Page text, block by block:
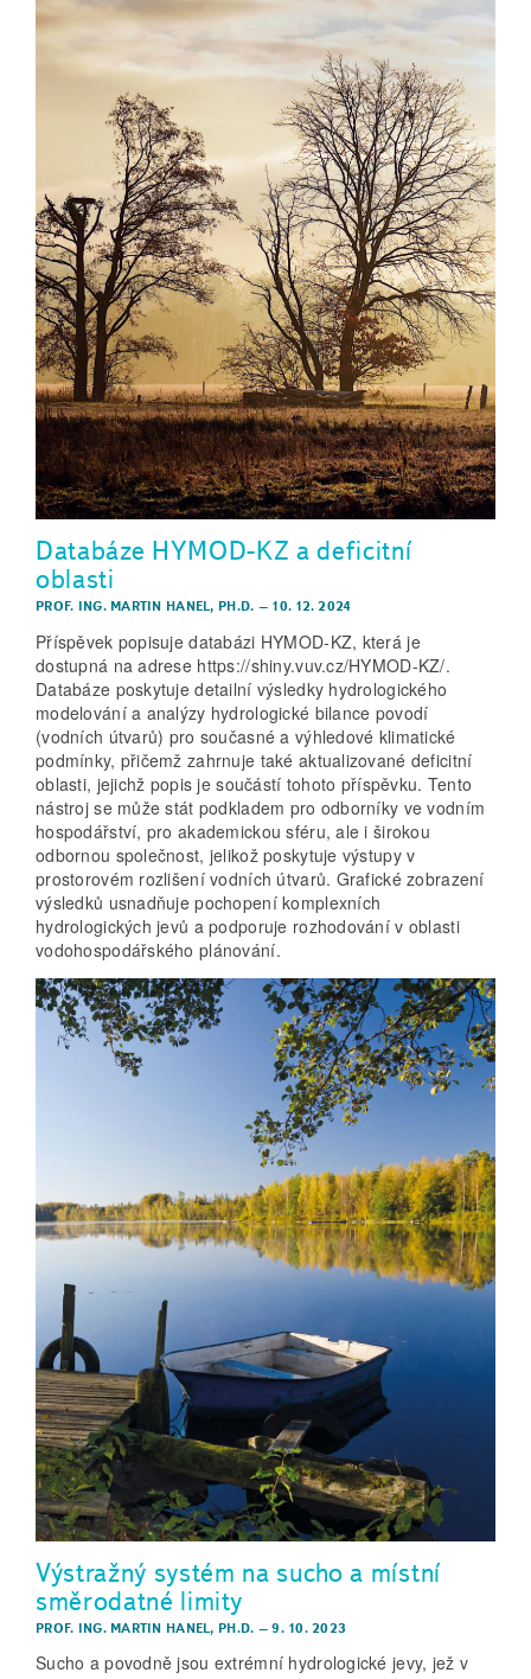
Databáze HYMOD-KZ a deficitní
oblasti
PROF. ING. MARTIN HANEL, PH.D. – 10. 12. 2024
Příspěvek popisuje databázi HYMOD-KZ, která je
dostupná na adrese https://shiny.vuv.cz/HYMOD-KZ/.
Databáze poskytuje detailní výsledky hydrologického
modelování a analýzy hydrologické bilance povodí
(vodních útvarů) pro současné a výhledové klimatické
podmínky, přičemž zahrnuje také aktualizované deficitní
oblasti, jejichž popis je součástí tohoto příspěvku. Tento
nástroj se může stát podkladem pro odborníky ve vodním
hospodářství, pro akademickou sféru, ale i širokou
odbornou společnost, jelikož poskytuje výstupy v
prostorovém rozlišení vodních útvarů. Grafické zobrazení
výsledků usnadňuje pochopení komplexních
hydrologických jevů a podporuje rozhodování v oblasti
vodohospodářského plánování.
Výstražný systém na sucho a místní
směrodatné limity
PROF. ING. MARTIN HANEL, PH.D. –9. 10. 2023
Sucho a povodně jsou extrémní hydrologické jevy, jež v